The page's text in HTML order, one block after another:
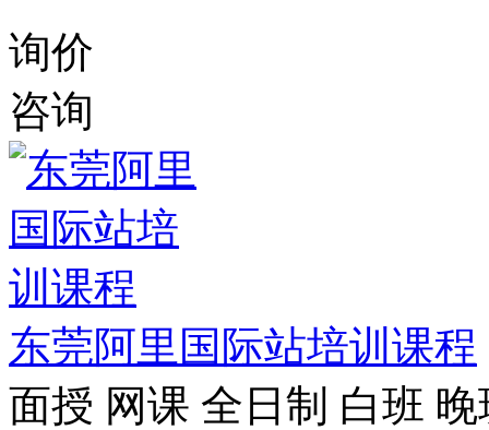
询价
咨询
东莞阿里国际站培训课程
面授 网课 全日制 白班 晚